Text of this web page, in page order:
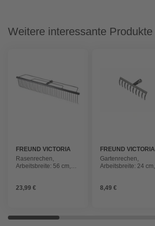
Weitere interessante Produkte
FREUND VICTORIA
Rasenrechen,
Arbeitsbreite: 56 cm,
23,99 €
FREUND VICTORIA
Gartenrechen,
Arbeitsbreite: 24 cm,
8,49 €